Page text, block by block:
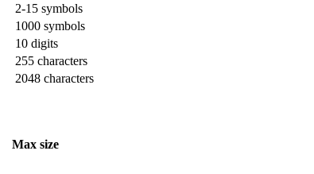
2-15 symbols
1000 symbols
10 digits
255 characters
2048 characters
Max size